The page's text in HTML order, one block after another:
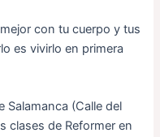
con tu cuerpo y tus
es vivirlo en primera
Salamanca (Calle del
clases de Reformer en